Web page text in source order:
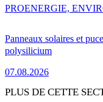
Panneaux solaires et
polysilicium
07.08.2026
PROENERGIE,
PLUS DE CETTE